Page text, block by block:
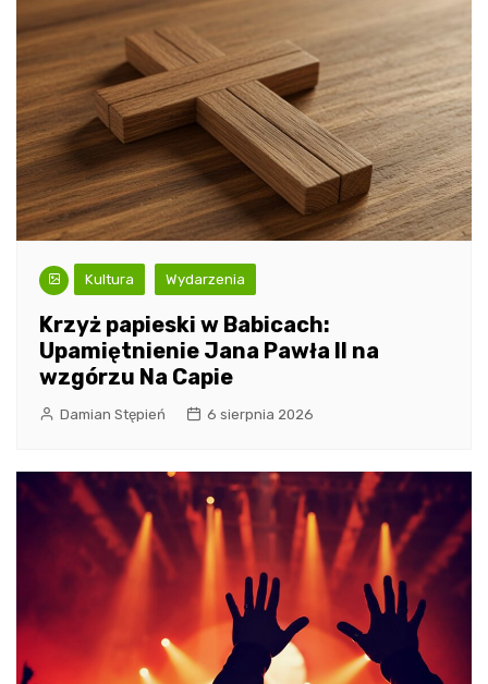
Kultura Wydarzenia
Krzyż papieski w Babicach:
Upamiętnienie Jana Pawła II na
wzgórzu Na Capie
Damian Stępień 6 sierpnia 2026